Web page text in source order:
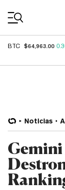
BTC $64,963.00
Noticias
Gemini